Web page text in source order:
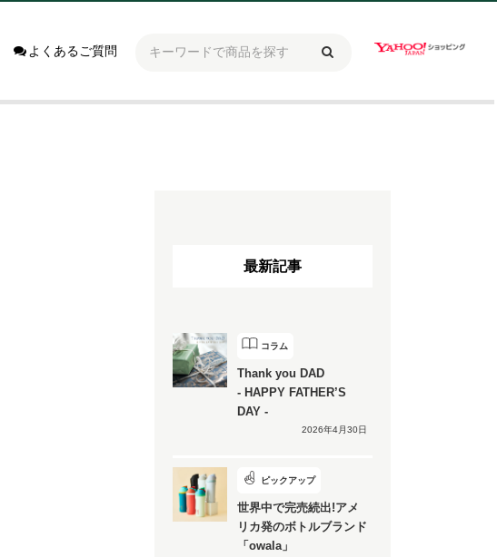
よくあるご質問
最新記事
コラム
Thank you DAD
- HAPPY FATHER’S
DAY -
2026年4月30日
ピックアップ
世界中で完売続出!アメ
リカ発のボトルブランド
「owala」